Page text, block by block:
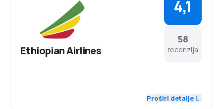
Ethiopian Airlines
58
recenzija
4,1
Proširi detalje